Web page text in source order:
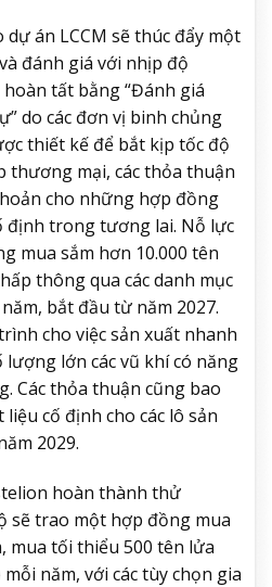
án LCCM sẽ thúc đẩy một
đánh giá với nhịp độ
tất bằng “Đánh giá
do các đơn vị binh chủng
thiết kế để bắt kịp tốc độ
thương mại, các thỏa thuận
cho những hợp đồng
định trong tương lai. Nỗ lực
mua sắm hơn 10.000 tên
thông qua các danh mục
bắt đầu từ năm 2027.
cho việc sản xuất nhanh
lượng lớn các vũ khí có năng
Các thỏa thuận cũng bao
cố định cho các lô sản
2029.
hoàn thành thử
sẽ trao một hợp đồng mua
mua tối thiểu 500 tên lửa
mỗi năm, với các tùy chọn gia